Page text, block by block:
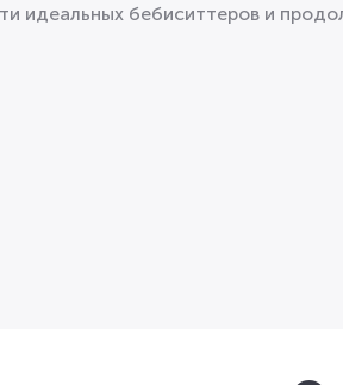
идеальных бебиситтеров и